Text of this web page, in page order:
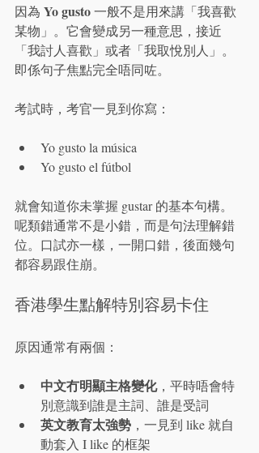
因為 Yo gusto 一般不是用來講「我喜歡
某物」。它會變成另一種意思，接近
「我討人喜歡」或者「我取悅別人」。
即係句子焦點完全唔同咗。
考試時，考官一見到你寫：
Yo gusto la música
Yo gusto el fútbol
就會知道你未掌握 gustar 的基本句構。
呢類錯通常不是小錯，而是句法理解錯
位。口試亦一樣，一開口錯，後面幾句
都容易跟住崩。
香港學生點解特別容易卡住
原因通常有兩個：
中文冇明顯主格變化，平時唔會特
別意識到誰是主詞、誰是受詞
英文教育太強勢 ，一見到 like 就自
動套入 I like 的框架